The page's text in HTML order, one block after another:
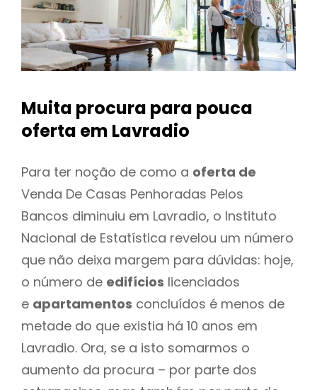
Muita procura para pouca
oferta em Lavradio
Para ter noção de como a oferta de
Venda De Casas Penhoradas Pelos
Bancos diminuiu em Lavradio, o Instituto
Nacional de Estatística revelou um número
que não deixa margem para dúvidas: hoje,
o número de edifícios licenciados
e apartamentos concluídos é menos de
metade do que existia há 10 anos em
Lavradio. Ora, se a isto somarmos o
aumento da procura – por parte dos